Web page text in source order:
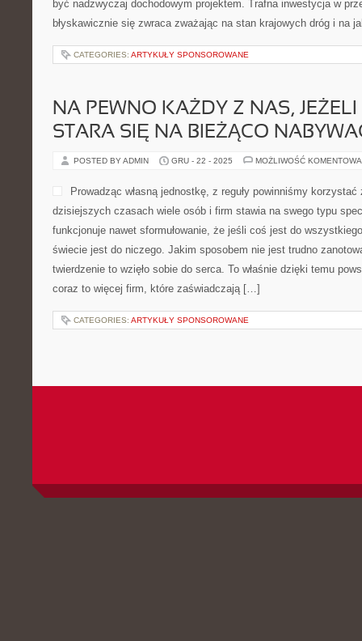
być nadzwyczaj dochodowym projektem. Trafna inwestycja w
błyskawicznie się zwraca zważając na stan krajowych dróg i na
CATEGORIES: ARTYKUŁY SPONSOROWANE
NA PEWNO KAŻDY Z NAS,
STARA SIĘ NA BIEŻĄCO
POSTED BY ADMIN GRU - 22 - 2025 MOŻLIWOŚĆ
Prowadząc własną jednostkę, z reguły powinniśmy
dzisiejszych czasach wiele osób i firm stawia na swego typu
funkcjonuje nawet sformułowanie, że jeśli coś jest do
świecie jest do niczego. Jakim sposobem nie jest trudno
twierdzenie to wzięło sobie do serca. To właśnie dzięki temu
coraz to więcej firm, które zaświadczają […]
CATEGORIES: ARTYKUŁY SPONSOROWANE